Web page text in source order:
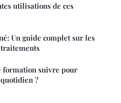
utilisations de ces
Un guide complet sur les
traitements
formation suivre pour
?